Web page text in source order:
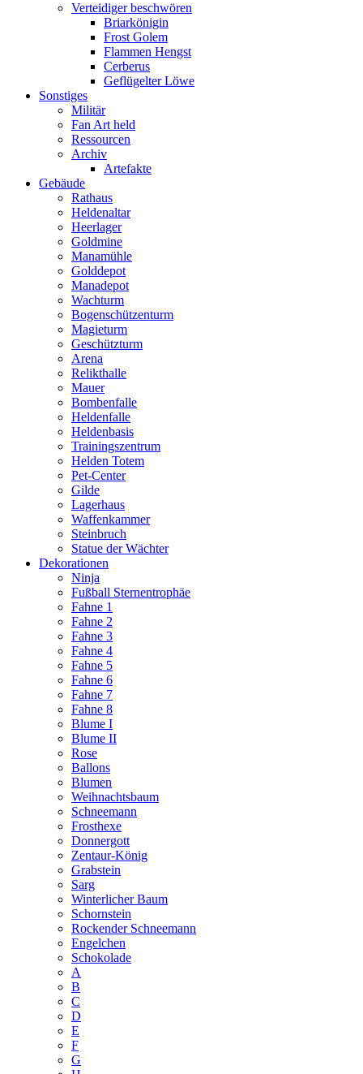
Verteidiger beschwören
Briarkönigin
Frost Golem
Flammen Hengst
Cerberus
Geflügelter Löwe
Sonstiges
Militär
Fan Art held
Ressourcen
Archiv
Artefakte
Gebäude
Rathaus
Heldenaltar
Heerlager
Goldmine
Manamühle
Golddepot
Manadepot
Wachturm
Bogenschützenturm
Magieturm
Geschützturm
Arena
Relikthalle
Mauer
Bombenfalle
Heldenfalle
Heldenbasis
Trainingszentrum
Helden Totem
Pet-Center
Gilde
Lagerhaus
Waffenkammer
Steinbruch
Statue der Wächter
Dekorationen
Ninja
Fußball Sternentrophäe
Fahne 1
Fahne 2
Fahne 3
Fahne 4
Fahne 5
Fahne 6
Fahne 7
Fahne 8
Blume I
Blume II
Rose
Ballons
Blumen
Weihnachtsbaum
Schneemann
Frosthexe
Donnergott
Zentaur-König
Grabstein
Sarg
Winterlicher Baum
Schornstein
Rockender Schneemann
Engelchen
Schokolade
A
B
C
D
E
F
G